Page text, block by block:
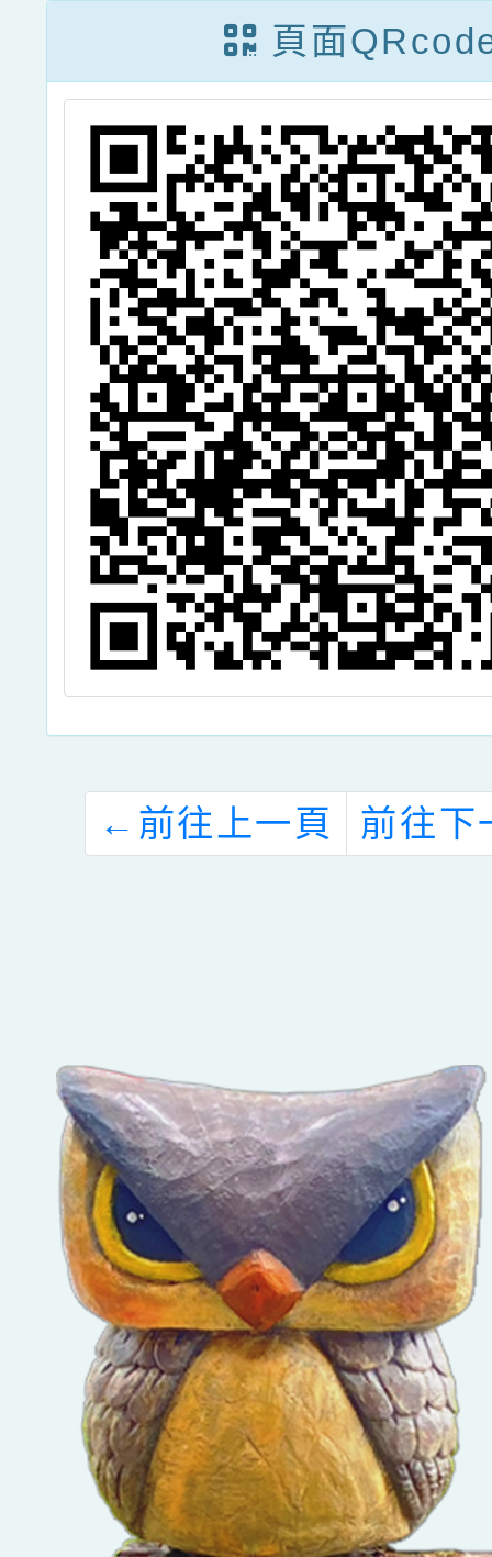
－「桃緣幸福好
家在」第一梯次
活動，請轉知並
鼓勵所屬符合資
格之現職單身同
仁踴躍報名參
加，請查照。
請查
屬單
報名
頁面
← 前往上一頁 前往下